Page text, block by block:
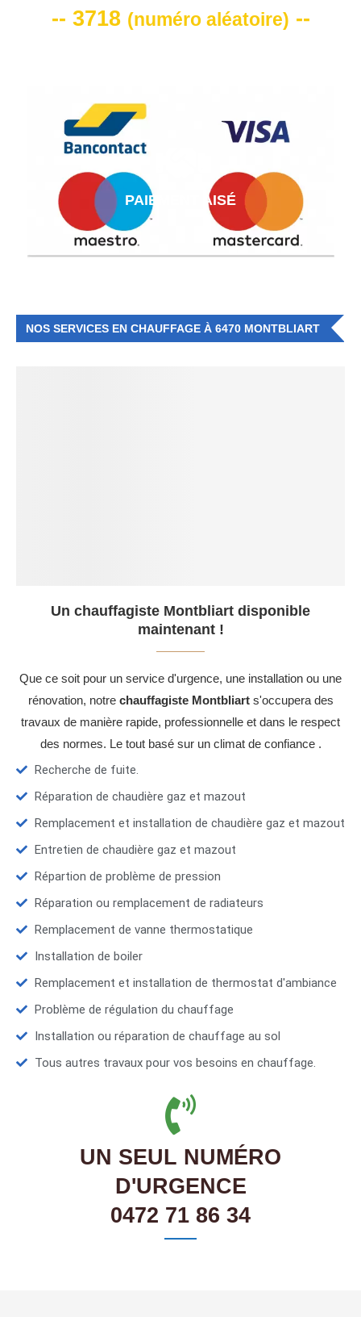
-- 3718 (numéro aléatoire) --
PAIEMENT AISÉ
NOS SERVICES EN CHAUFFAGE À 6470 MONTBLIART
Un chauffagiste Montbliart disponible
maintenant !
Que ce soit pour un service d'urgence, une installation ou une
rénovation, notre chauffagiste Montbliarts'occupera des
travaux de manière rapide, professionnelle et dans le respect
des normes. Le tout basé sur un climat de confiance .
Recherche de fuite.
Réparation de chaudière gaz et mazout
Remplacement et installation de chaudière gaz et mazout
Entretien de chaudière gaz et mazout
Répartion de problème de pression
Réparation ou remplacement de radiateurs
Remplacement de vanne thermostatique
Installation de boiler
Remplacement et installation de thermostat d'ambiance
Problème de régulation du chauffage
Installation ou réparation de chauffage au sol
Tous autres travaux pour vos besoins en chauffage.
UN SEUL NUMÉRO
D'URGENCE
0472 71 86 34